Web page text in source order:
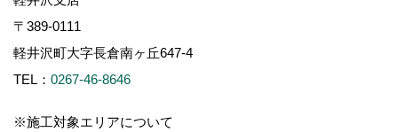
〒389-0111
軽井沢町大字長倉南ヶ丘647-4
TEL： 0267-46-8646
※施工対象エリアについて